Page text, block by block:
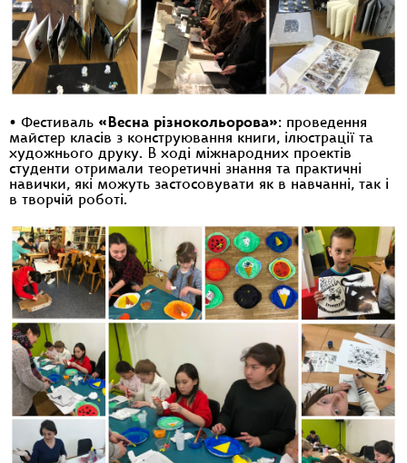
• Фестиваль «Весна різнокольорова»: проведення
майстер класів з конструювання книги, ілюстрації та
художнього друку. В ході міжнародних проектів
студенти отримали теоретичні знання та практичні
навички, які можуть застосовувати як в навчанні, так і
в творчій роботі.